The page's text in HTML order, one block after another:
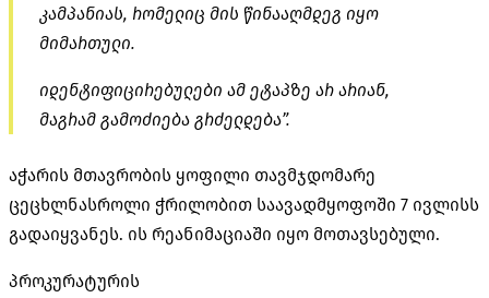
კამპანიას, რომელიც მის წინააღმდეგ იყო
მიმართული.
იდენტიფიცირებულები ამ ეტაპზე არ არიან,
მაგრამ გამოძიება გრძელდება”.
აჭარის მთავრობის ყოფილი თავმჯდომარე
ცეცხლნასროლი ჭრილობით საავადმყოფოში 7 ივლისს
გადაიყვანეს. ის რეანიმაციაში იყო მოთავსებული.
პროკურატურის